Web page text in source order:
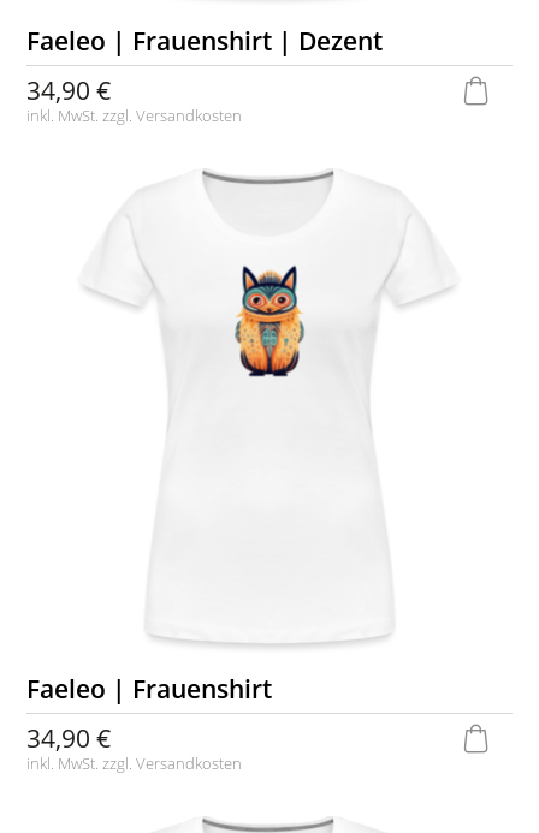
Faeleo | Frauenshirt | Dezent
34,90 €
inkl. MwSt. zzgl.Versandkosten
Faeleo | Frauenshirt
34,90 €
inkl. MwSt. zzgl.Versandkosten